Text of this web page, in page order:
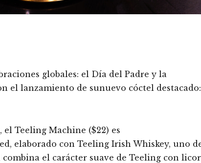
globales: el Día del Padre y la
el lanzamiento de sunuevo cóctel destacado:
el Teeling Machine ($22) es
elaborado con Teeling Irish Whiskey, uno
el carácter suave de Teeling con licor